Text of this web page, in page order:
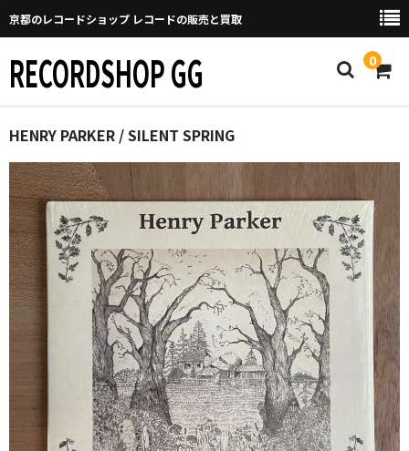
京都のレコードショップ レコードの販売と買取
RECORDSHOP GG 0
Home
マイページ
GGについて
買取について
取り置きなどについて
Categories
New Arrivals
GG RECORD （当店のレーベル）
HENRY PARKER / SILENT SPRING